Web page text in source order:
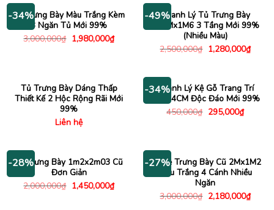
2,450,000₫.
-34%
Kệ Trưng Bày Màu Trắng Kèm
3 Ngăn Tủ Mới 99%
3,000,000₫ Giá
gốc
1,980,000₫Giá
hiện
-49%Thanh Lý Tủ Trưng Bày
80CMx1M6 3 Tầng Mới 99%
(Nhiều Màu)
2,500,000₫ Giá
gốc
1,280,000₫Giá
hiện
Tủ Trưng Bày Dáng Thấp
Thiết Kế 2 Hộc Rộng Rãi Mới
99%
Liên hệ
-34%Thanh Lý Kệ Gỗ Trang Trí
1Mx74CM Độc Đáo Mới 99%
450,000₫ Giá
295,000₫Giá
hiện
-28%
Kệ Trưng Bày 1m2x2m03 Cũ
Đơn Giản
2,000,000₫ Giá
gốc
1,450,000₫Giá
hiện
-27%
Tủ Kệ Trưng Bày Cũ 2Mx1M2
Màu Trắng 4 Cánh Nhiều
Ngăn
3,000,000₫ Giá
gốc
2,180,000₫Giá
hiện